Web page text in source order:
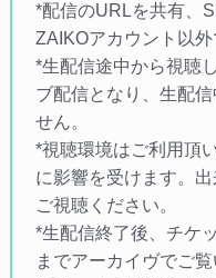
*配信のURLを共有、
ZAIKOアカウント以外
*生配信途中から視聴
ブ配信となり、生配
せん。
*視聴環境はご利用頂
に影響を受けます。
ご視聴ください。
*生配信終了後、チケ
までアーカイヴでご覧